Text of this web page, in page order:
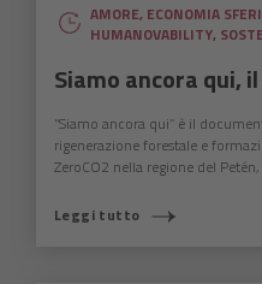
AMORE, ECONOMIA
HUMANOVABILITY,
Siamo ancora qui,
“Siamo ancora qui” è il
rigenerazione forestale e
ZeroCO2 nella regione del
Leggi tutto